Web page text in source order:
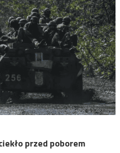
przed poborem